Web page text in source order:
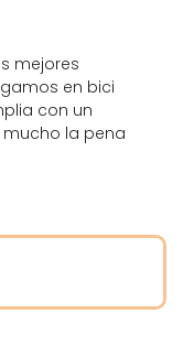
mejores
en bici
con un
la pena